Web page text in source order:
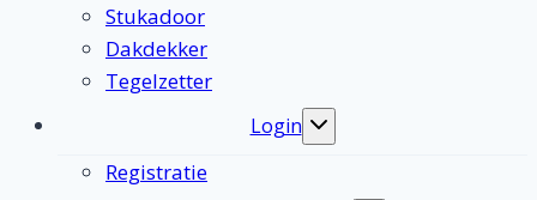
Stukadoor
Dakdekker
Tegelzetter
Login
Toggle
Registratie